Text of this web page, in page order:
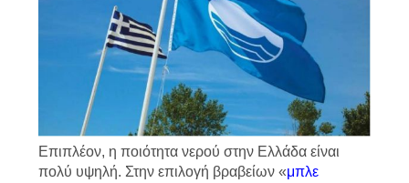
Επιπλέον, η ποιότητα νερού στην Ελλάδα είναι
πολύ υψηλή. Στην επιλογή βραβείων «μπλε